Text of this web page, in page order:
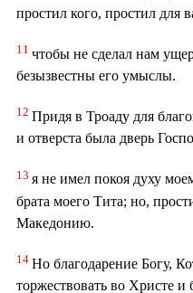
простил кого, простил для
11 чтобы не сделал нам
безызвестны его умыслы.
12 Придя в Троаду для
и отверста была дверь
13 я не имел покоя духу
брата моего Тита; но,
Македонию.
14 Но благодарение Богу,
торжествовать во Христе и